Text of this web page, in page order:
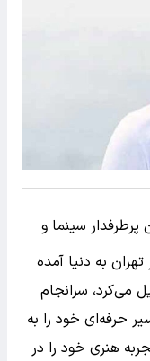
پرطرفدار سینما و
ایرانی، در تاریخ ۱۲ آذر ۱۳۷۰ در تهران به دنیا آمده
می‌کرد، سرانجام
حرفه‌ای خود را به
هنری خود را در